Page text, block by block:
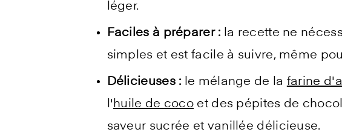
léger.
Faciles à préparer : la recette ne
simples et est facile à suivre, même
Délicieuses : le mélange de la farine
l'huile de coco et des pépites de
saveur sucrée et vanillée délicieuse.